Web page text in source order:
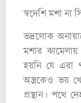
স্বদেশি মশা না
ভদ্রলোক
মশার
হয়নি যে এরা
অস্ত্রকেও ভয়
প্রস্থান। পথে